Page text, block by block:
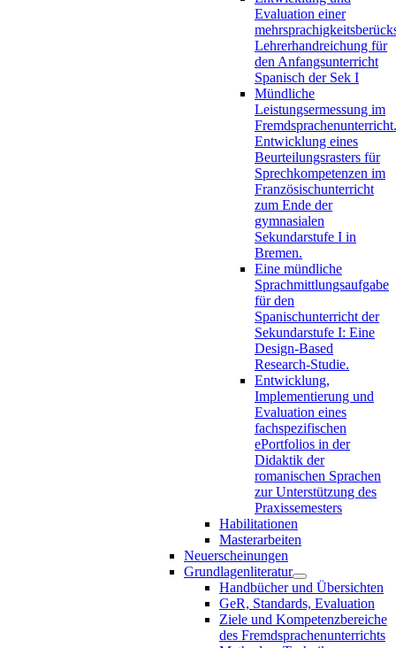
Evaluation einer
Lehrerhandreichung für
den Anfangsunterricht
Spanisch der Sek I
Mündliche
Leistungsermessung im
Fremdsprachenunterricht.
Entwicklung eines
Beurteilungsrasters für
Sprechkompetenzen im
Französischunterricht
zum Ende der
gymnasialen
Sekundarstufe I in
Bremen.
Eine mündliche
Sprachmittlungsaufgabe
für den
Spanischunterricht der
Sekundarstufe I: Eine
Design-Based
Research-Studie.
Entwicklung,
Implementierung und
Evaluation eines
fachspezifischen
ePortfolios in der
Didaktik der
romanischen Sprachen
zur Unterstützung des
Praxissemesters
Habilitationen
Masterarbeiten
Neuerscheinungen
Grundlagenliteratur
Handbücher und Übersichten
GeR, Standards, Evaluation
Ziele und Kompetenzbereiche
des Fremdsprachenunterrichts